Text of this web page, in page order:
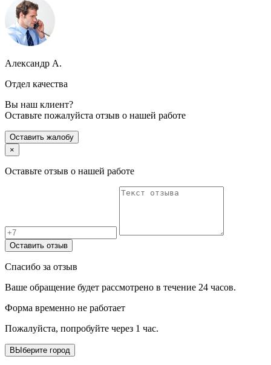
Александр А.
Отдел качества
Вы наш клиент?
Оставьте пожалуйста отзыв о нашей работе
Оставить жалобу
×
Оставьте отзыв о нашей работе
Оставить отзыв
Спасибо за отзыв
Ваше обращение будет рассмотрено в течение 24 часов.
Форма временно не работает
Пожалуйста, попробуйте через 1 час.
ВЫберите город